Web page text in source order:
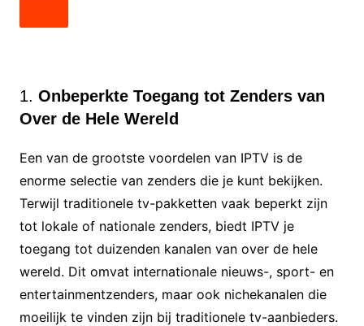
1. Onbeperkte Toegang tot Zenders van
Over de Hele Wereld
Een van de grootste voordelen van IPTV is de
enorme selectie van zenders die je kunt bekijken.
Terwijl traditionele tv-pakketten vaak beperkt zijn
tot lokale of nationale zenders, biedt IPTV je
toegang tot duizenden kanalen van over de hele
wereld. Dit omvat internationale nieuws-, sport- en
entertainmentzenders, maar ook nichekanalen die
moeilijk te vinden zijn bij traditionele tv-aanbieders.